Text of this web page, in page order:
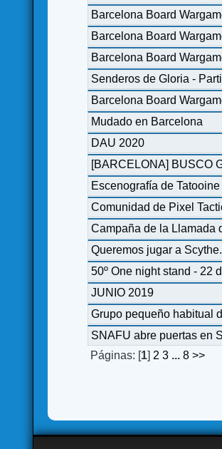
Barcelona Board
Barcelona Board
Barcelona Board
Senderos de Gloria -
Barcelona Board
Mudado en Barcelona
DAU 2020
[BARCELONA] BUSCO
Escenografía de Tatooine
Comunidad de Pixel
Campaña de la Llamada
Queremos jugar a
50º One night stand - 22
JUNIO 2019
Grupo pequeño habitual
SNAFU abre puertas en
Páginas: [1] 2 3 ...8 >>